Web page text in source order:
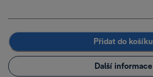
Přidat do košíku
Další informace